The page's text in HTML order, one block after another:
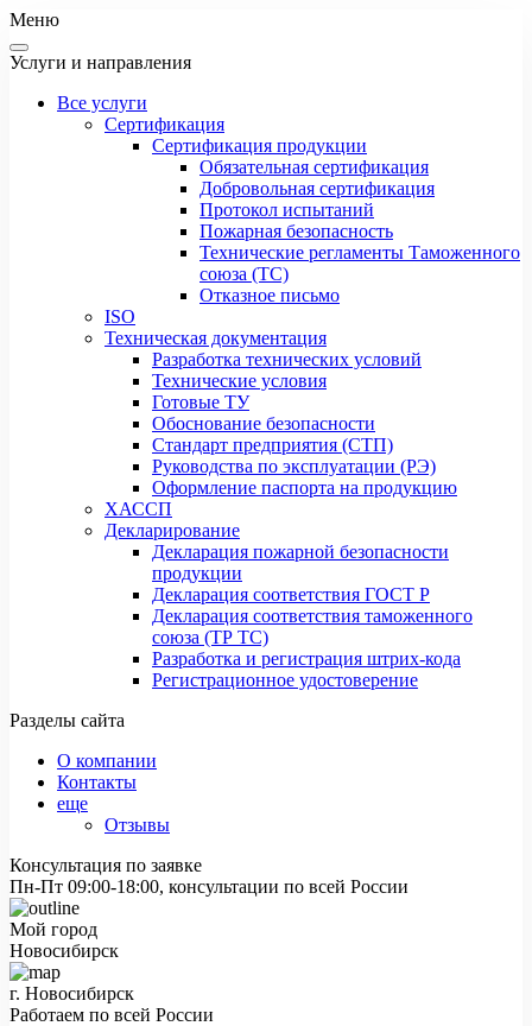
Меню
Услуги и направления
Все услуги
Сертификация
Сертификация продукции
Обязательная сертификация
Добровольная сертификация
Протокол испытаний
Пожарная безопасность
Технические регламенты Таможенного
союза (ТС)
Отказное письмо
ISO
Техническая документация
Разработка технических условий
Технические условия
Готовые ТУ
Обоснование безопасности
Стандарт предприятия (СТП)
Руководства по эксплуатации (РЭ)
Оформление паспорта на продукцию
ХАССП
Декларирование
Декларация пожарной безопасности
продукции
Декларация соответствия ГОСТ Р
Декларация соответствия таможенного
союза (ТР ТС)
Разработка и регистрация штрих-кода
Регистрационное удостоверение
Разделы сайта
О компании
Контакты
еще
Отзывы
Консультация по заявке
Пн-Пт 09:00-18:00, консультации по всей России
Мой город
Новосибирск
г. Новосибирск
Работаем по всей России